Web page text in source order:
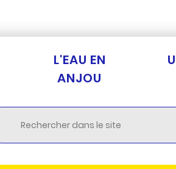
L'EAU EN
ANJOU